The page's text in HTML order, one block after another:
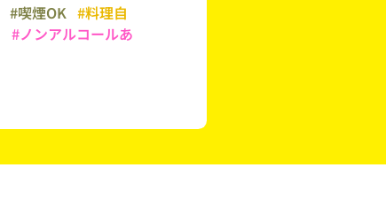
#喫煙OK #料理自
#ノンアルコールあ